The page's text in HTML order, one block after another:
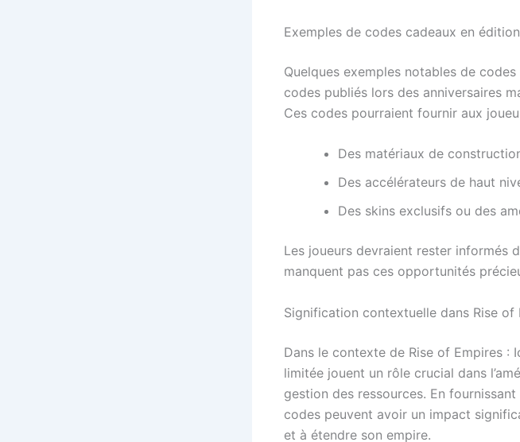
Exemples de codes cadeaux en
Quelques exemples notables de
codes publiés lors des anniversaires
Ces codes pourraient fournir aux
Des matériaux de
Des accélérateurs de haut
Des skins exclusifs ou des
Les joueurs devraient rester informés
manquent pas ces opportunités
Signification contextuelle dans Rise of
Dans le contexte de Rise of Empires :
limitée jouent un rôle crucial dans
gestion des ressources. En
codes peuvent avoir un impact
et à étendre son empire.